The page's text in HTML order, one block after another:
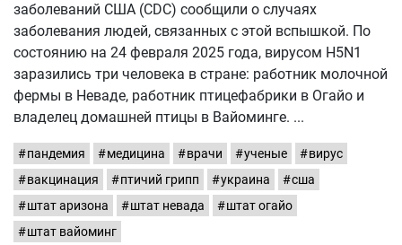
заболеваний США (CDC) сообщили о случаях
заболевания людей, связанных с этой вспышкой. По
состоянию на 24 февраля 2025 года, вирусом H5N1
заразились три человека в стране: работник молочной
фермы в Неваде, работник птицефабрики в Огайо и
владелец домашней птицы в Вайоминге.
пандемия медицина врачи ученые
вирус
вакцинация
птичий грипп украина
сша
штат аризона
штат невада
штат огайо
штат вайоминг